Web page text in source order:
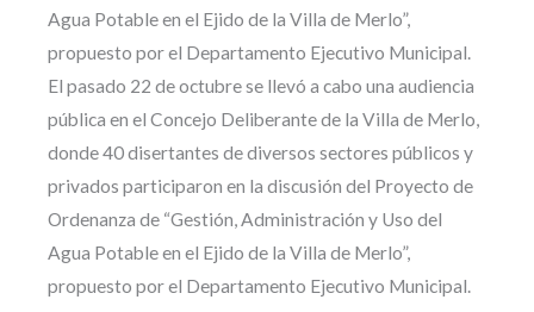
Agua Potable en el Ejido de la Villa de Merlo”,
propuesto por el Departamento Ejecutivo Municipal.
El pasado 22 de octubre se llevó a cabo una audiencia
pública en el Concejo Deliberante de la Villa de Merlo,
donde 40 disertantes de diversos sectores públicos y
privados participaron en la discusión del Proyecto de
Ordenanza de “Gestión, Administración y Uso del
Agua Potable en el Ejido de la Villa de Merlo”,
propuesto por el Departamento Ejecutivo Municipal.